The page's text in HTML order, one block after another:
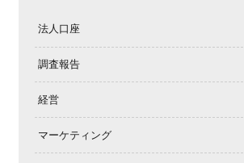
法人口座
調査報告
経営
マーケティング